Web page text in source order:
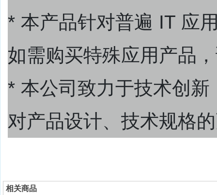
* 本产品针对普遍 IT 应
如需购买特殊应用产品
* 本公司致力于技术创
对产品设计、技术规格
相关商品